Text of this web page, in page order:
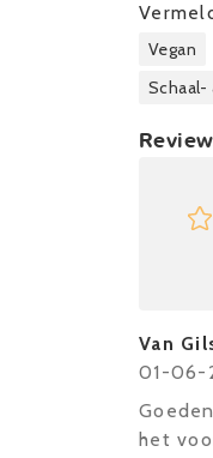
Vegan
Schaal-
Van
01-06-
het